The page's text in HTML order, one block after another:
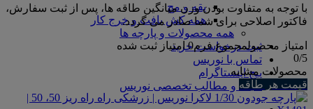
یقه و مچ
همه کش بافت و خرج کار
همه محصولات و پارچه ها
ثبت درخواست خرید
تماس با نوریس
پیج اینستاگرام
مجله و مطالب تخصصی نوریس
با توجه به متفاوت بودن وزن میانگین طاقه ها، پس از ثبت سفارش،
فاکتور اصلاحی برای شما صادر می گردد.
امتیاز محصولمجموع فرم0امتیاز ثبت شده
0/5
محصولات مشابه
قیمت هر طاقه